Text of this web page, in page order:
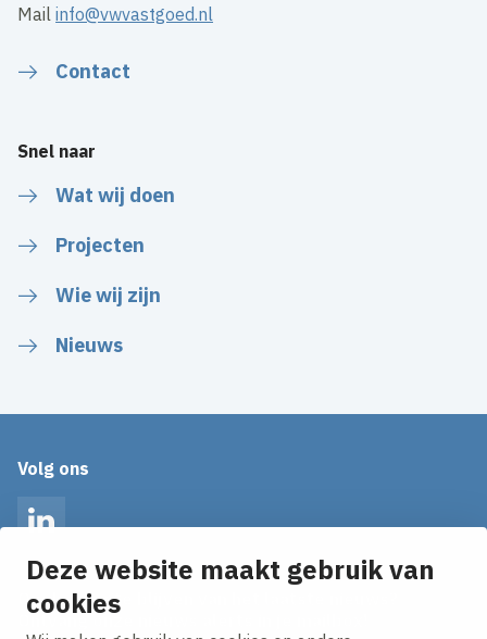
Deze website maakt gebruik van
cookies
Mailinfo@vwvastgoed.nl
Contact
Snel naar
Wat wij doen
Projecten
Wie wij zijn
Nieuws
Volg ons
Op de hoogte blijven van het laatste nieuws?